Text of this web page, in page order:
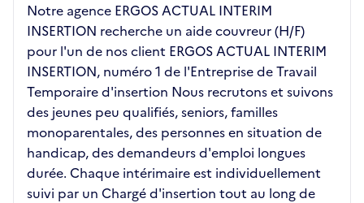
Notre agence ERGOS ACTUAL INTERIM
INSERTION recherche un aide couvreur (H/F)
pour l'un de nos client ERGOS ACTUAL INTERIM
INSERTION, numéro 1 de l'Entreprise de Travail
Temporaire d'insertion Nous recrutons et suivons
des jeunes peu qualifiés, seniors, familles
monoparentales, des personnes en situation de
handicap, des demandeurs d'emploi longues
durée. Chaque intérimaire est individuellement
suivi par un Chargé d'insertion tout au long de